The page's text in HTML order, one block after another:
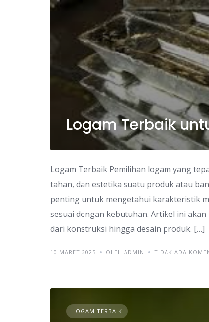
Logam Terbaik
Logam Terbaik Pemilihan logam yang
tahan, dan estetika suatu produk atau
penting untuk mengetahui karakteristik
sesuai dengan kebutuhan. Artikel ini
dari konstruksi hingga desain produk. […]
10 MARET 2025 OLEH ADMIN TIDAK ADA
LOGAM TERBAIK